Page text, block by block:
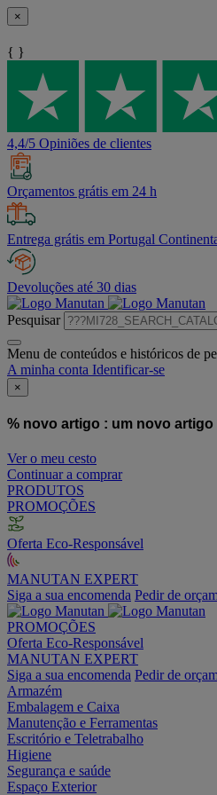
×
{ }
4,4/5 Opiniões de clientes
Orçamentos grátis em 24 h
Entrega grátis em Portugal
Devoluções até 30 dias
Pesquisar
Menu de conteúdos e históricos de
A minha conta Identificar-se
×
% novo artigo : um novo artigo
Ver o meu cesto
Continuar a comprar
PRODUTOS
PROMOÇÕES
Oferta Eco-Responsável
MANUTAN EXPERT
Siga a sua encomenda Pedir de
PROMOÇÕES
Oferta Eco-Responsável
MANUTAN EXPERT
Siga a sua encomenda Pedir de
Armazém
Embalagem e Caixa
Manutenção e Ferramentas
Escritório e Teletrabalho
Higiene
Segurança e saúde
Espaço Exterior